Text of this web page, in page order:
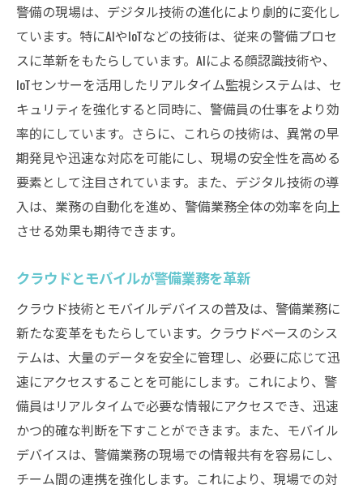
警備の現場は、デジタル技術の進化により劇的に変化し
ています。特にAIやIoTなどの技術は、従来の警備プロセ
スに革新をもたらしています。AIによる顔認識技術や、
IoTセンサーを活用したリアルタイム監視システムは、セ
キュリティを強化すると同時に、警備員の仕事をより効
率的にしています。さらに、これらの技術は、異常の早
期発見や迅速な対応を可能にし、現場の安全性を高める
要素として注目されています。また、デジタル技術の導
入は、業務の自動化を進め、警備業務全体の効率を向上
させる効果も期待できます。
クラウドとモバイルが警備業務を革新
クラウド技術とモバイルデバイスの普及は、警備業務に
新たな変革をもたらしています。クラウドベースのシス
テムは、大量のデータを安全に管理し、必要に応じて迅
速にアクセスすることを可能にします。これにより、警
備員はリアルタイムで必要な情報にアクセスでき、迅速
かつ的確な判断を下すことができます。また、モバイル
デバイスは、警備業務の現場での情報共有を容易にし、
チーム間の連携を強化します。これにより、現場での対